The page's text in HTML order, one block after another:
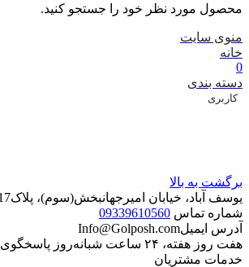
محصول مورد نظر خود را جستجو کنید.
منوی سایت
خانه
0
دسته بندی
کاربری
برگشت به بالا
یوسف آباد، خیابان امیرجهانبخش(سوم)، پلاک17، طبقه3، واحد6
شماره تماس 09339610560
آدرس ایمیلInfo@Golposh.com
هفت روز هفته، ۲۴ ساعت شبانه‌روز پاسخگوی شما هستیم.
خدمات مشتریان